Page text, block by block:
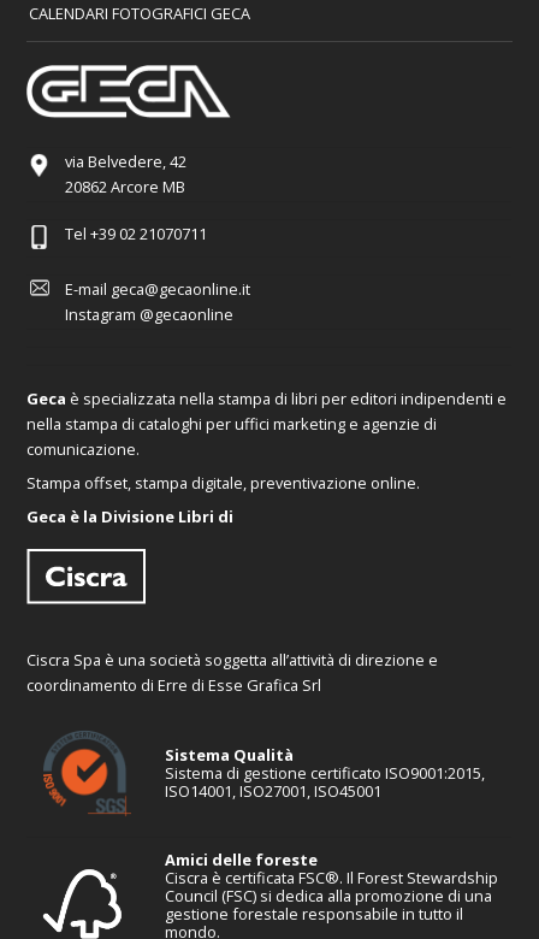
CALENDARI FOTOGRAFICI GECA
via Belvedere, 42
20862 Arcore MB
Tel +39 02 21070711
E-mail geca@gecaonline.it
Instagram @gecaonline
Geca è specializzata nella stampa di libri per editori indipendenti e
nella stampa di cataloghi per uffici marketing e agenzie di
comunicazione.
Stampa offset, stampa digitale, preventivazione online.
Geca è la Divisione Libri di
Ciscra Spa è una società soggetta all’attività di direzione e
coordinamento di Erre di Esse Grafica Srl
Sistema Qualità
Sistema di gestione certificato ISO9001:2015,
ISO14001, ISO27001, ISO45001
Amici delle foreste
Ciscra è certificata FSC®. Il Forest Stewardship
Council (FSC) si dedica alla promozione di una
gestione forestale responsabile in tutto il
mondo.